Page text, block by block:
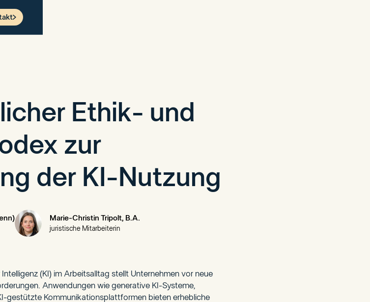
Ethik- und
zur
der KI-Nutzung
Marie-Christin Tripolt, B.A.
juristische Mitarbeiterin
(KI) im Arbeitsalltag stellt Unternehmen vor neue
Anwendungen wie generative KI-Systeme,
gestützte Kommunikationsplattformen bieten erhebliche